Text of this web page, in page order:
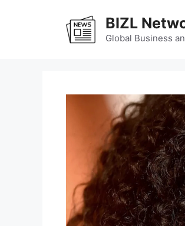
BIZL
Global Business